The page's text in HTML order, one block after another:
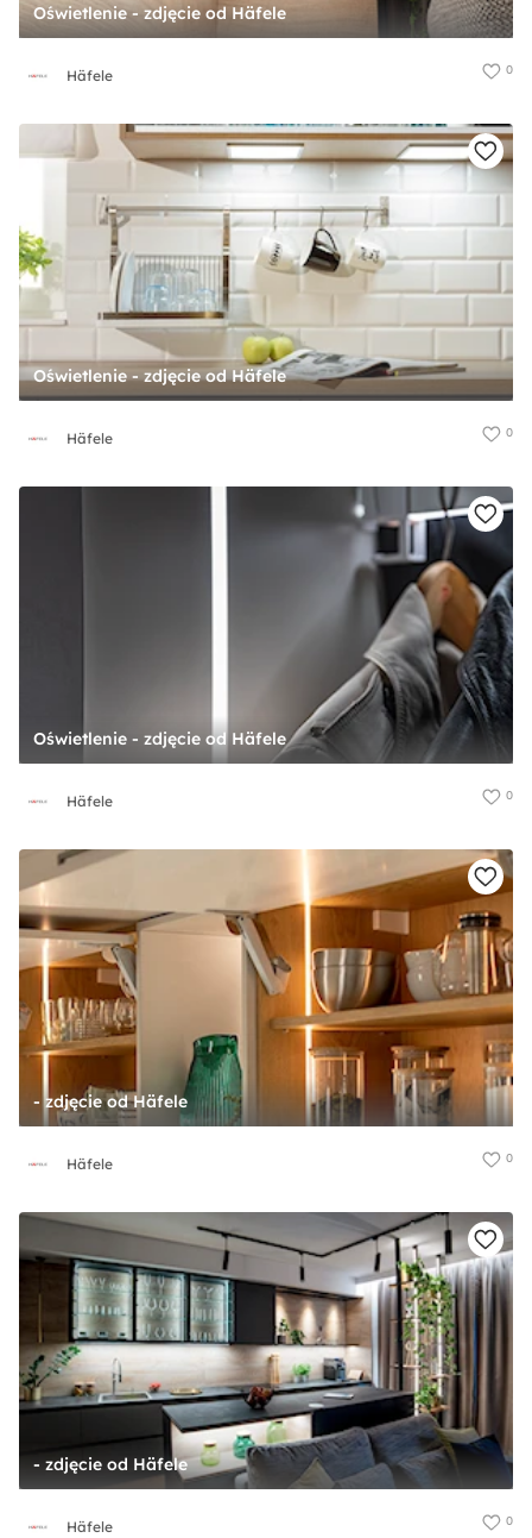
Oświetlenie - zdjęcie od Häfele
Häfele 0
Oświetlenie - zdjęcie od Häfele
Häfele 0
Oświetlenie - zdjęcie od Häfele
Häfele 0
- zdjęcie od Häfele
Häfele 0
- zdjęcie od Häfele
Häfele 0